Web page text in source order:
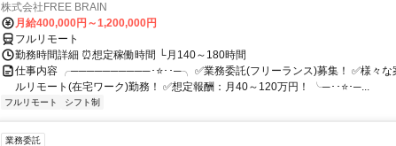
株式会社FREE BRAIN
月給400,000円～1,200,000円
フルリモート
勤務時間詳細 ⏰想定稼働時間 └月140～180時間
仕事内容 ╭──────────･⭐･･─╮ ✅業務委託(フリーランス)募集！ ✅様々な
ルリモート(在宅ワーク)勤務！ ✅想定報酬：月40～120万円！ ╰─･･⭐･─...
フルリモート シフト制
業務委託